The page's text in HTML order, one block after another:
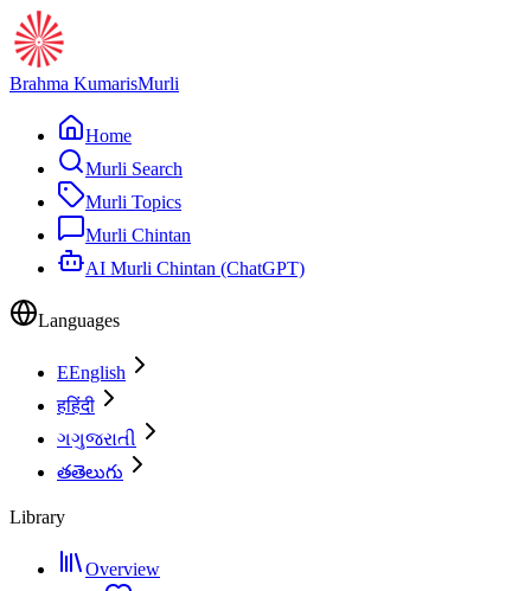
Brahma KumarisMurli
Home
Murli Search
Murli Topics
Murli Chintan
AI Murli Chintan (ChatGPT)
Languages
EEnglish
हहिंदी
ગગુજરાતી
తతెలుగు
Library
Overview